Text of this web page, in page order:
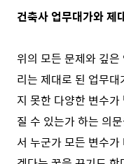
건축사 업무대가와 제
위의 모든 문제와 깊
리는 제대로 된 업무
지 못한 다양한 변수
질 수 있는가 하는 의
서 누군가 모든 변수